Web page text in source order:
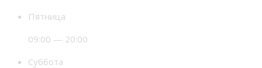
Пятница
09:00 — 20:00
Суббота